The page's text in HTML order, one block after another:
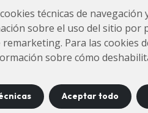
Cómo llegar
93 592 43 00
técnicas de
sobre el uso del sitio por
remarketing. Para las cookies
sobre cómo
Aceptar todo